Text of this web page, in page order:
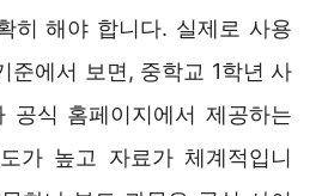
히 해야 합니다. 실제로 사용
준에서 보면, 중학교 1학년 사
공식 홈페이지에서 제공하는
가 높고 자료가 체계적입니